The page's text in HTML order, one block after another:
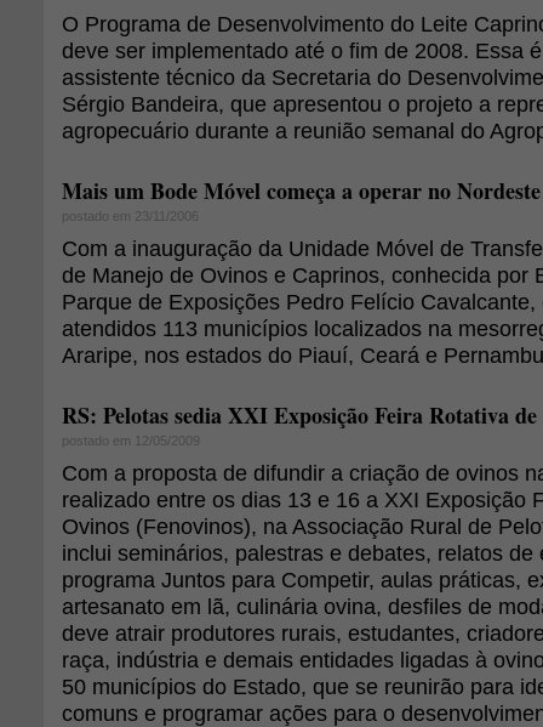
O Programa de Desenvolvimento do Leite
deve ser implementado até o fim de 2008. Essa
assistente técnico da Secretaria do
Sérgio Bandeira, que apresentou o projeto a
agropecuário durante a reunião semanal do
Mais um Bode Móvel começa a operar no Nordeste
postado em 23/11/2006
Com a inauguração da Unidade Móvel de
de Manejo de Ovinos e Caprinos, conhecida por
Parque de Exposições Pedro Felício
atendidos 113 municípios localizados na
Araripe, nos estados do Piauí, Ceará e
RS: Pelotas sedia XXI Exposição Feira Rotativa
postado em 12/05/2009
Com a proposta de difundir a criação de ovinos
realizado entre os dias 13 e 16 a XXI Exposição
Ovinos (Fenovinos), na Associação Rural de
inclui seminários, palestras e debates, relatos de
programa Juntos para Competir, aulas práticas,
artesanato em lã, culinária ovina, desfiles de
deve atrair produtores rurais, estudantes,
raça, indústria e demais entidades ligadas à
50 municípios do Estado, que se reunirão para
comuns e programar ações para o